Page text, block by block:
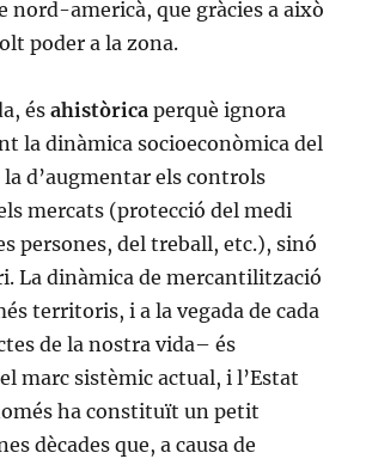
nord-americà, que gràcies a això
poder a la zona.
ésahistòrica perquè ignora
la dinàmica socioeconòmica del
la d’augmentar els controls
mercats (protecció del medi
persones, del treball, etc.), sinó
La dinàmica de mercantilització
territoris, i a la vegada de cada
de la nostra vida– és
marc sistèmic actual, i l’Estat
ha constituït un petit
dècades que, a causa de